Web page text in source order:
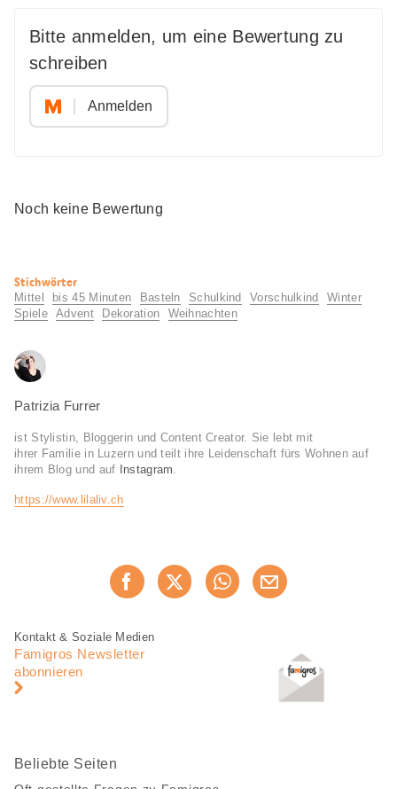
Bitte anmelden, um eine Bewertung zu
schreiben
Anmelden
Noch keine Bewertung
Nützliche
Informationen
Stichwörter
Mittel bis 45 Minuten Basteln Schulkind Vorschulkind
Winter
Spiele
Advent Dekoration Weihnachten
Patrizia Furrer
ist Stylistin, Bloggerin und Content Creator. Sie lebt mit
ihrer Familie in Luzern und teilt ihre Leidenschaft fürs Wohnen auf
ihrem Blog und auf Instagram
https://www.lilaliv.ch
Jetzt weiterempfehlen
Fusszeile
Fusszeile
Navigation
Kontakt & Soziale Medien
Famigros Newsletter
abonnieren
Beliebte Seiten